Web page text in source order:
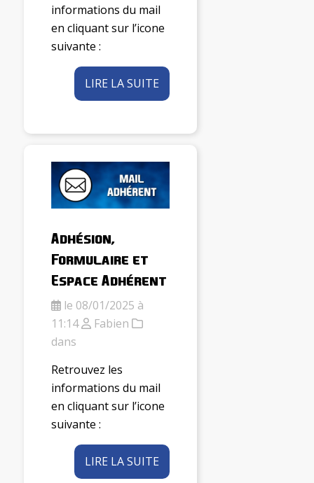
informations du mail
en cliquant sur l’icone
suivante :
LIRE LA SUITE
Adhésion,
Formulaire et
Espace Adhérent
le 08/01/2025 à
11:14
Fabien
dans
Retrouvez les
informations du mail
en cliquant sur l’icone
suivante :
LIRE LA SUITE